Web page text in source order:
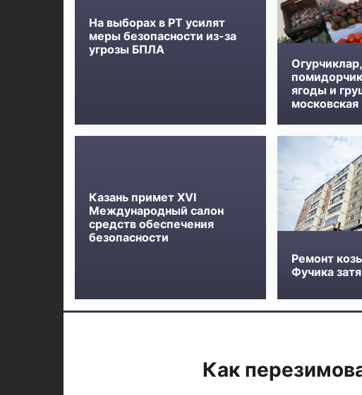
На выборах в РТ усилят
меры безопасности из-за
угрозы БПЛА
Огурчиклар,
ягоды и
московская
Казань примет XVI
Международный салон
средств обеспечения
безопасности
Ремонт
Фучика
Как